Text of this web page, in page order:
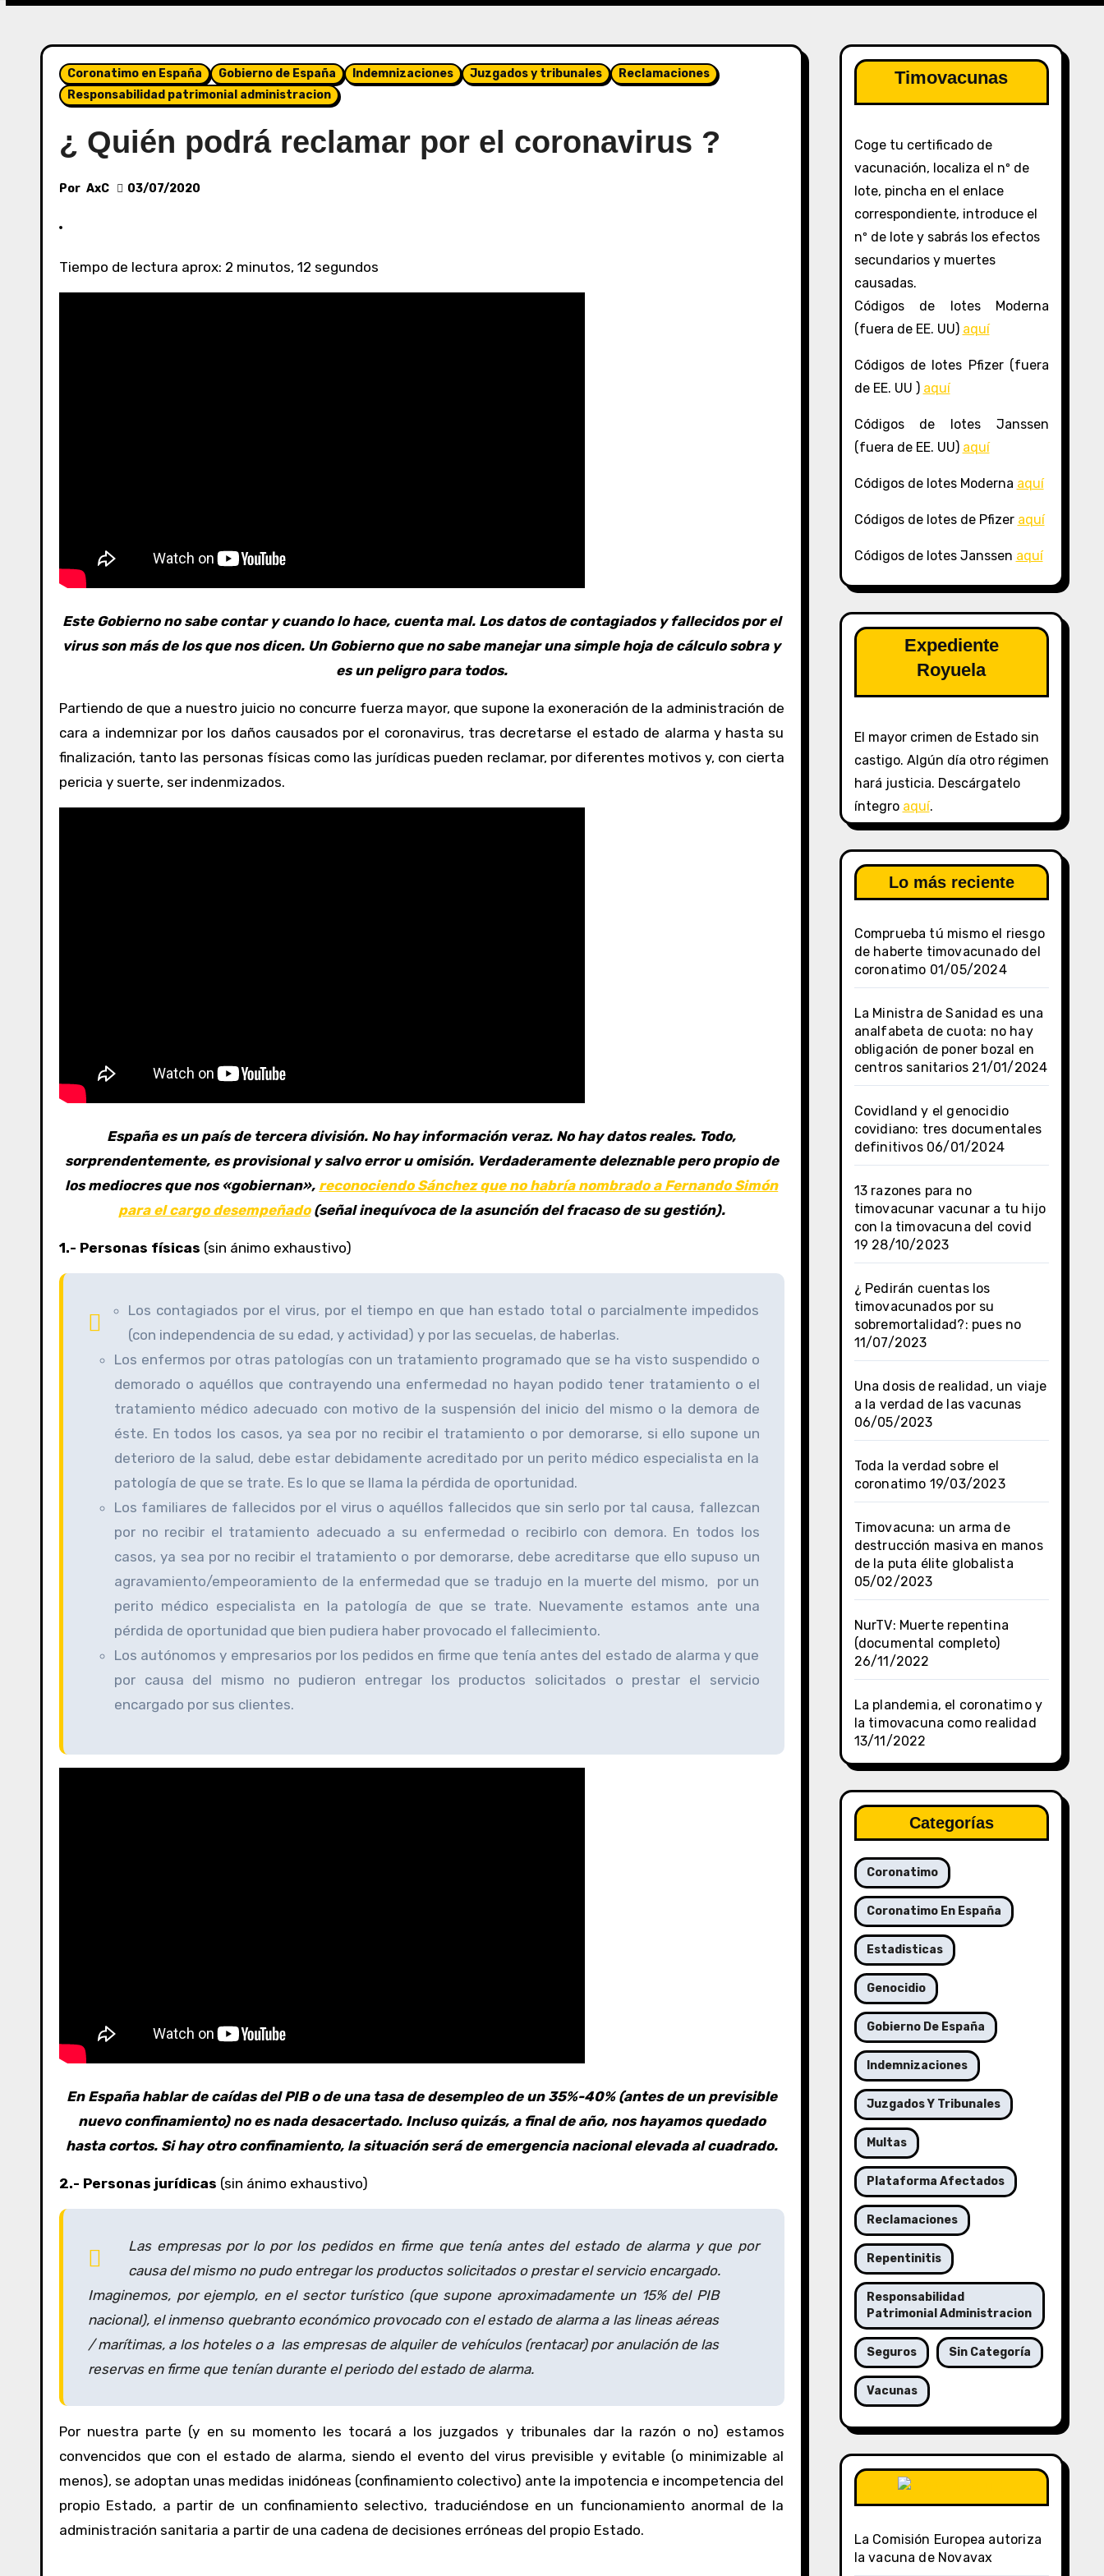
Coronatimo en España Gobierno de España Indemnizaciones Juzgados y tribunales
Reclamaciones
Responsabilidad patrimonial administracion
¿ Quién podrá reclamar por el coronavirus ?
Por AxC 03/07/2020
Tiempo de lectura aprox: 2 minutos, 12 segundos
Este Gobierno no sabe contar y cuando lo hace, cuenta mal. Los datos de contagiados y fallecidos por el
virus son más de los que nos dicen. Un Gobierno que no sabe manejar una simple hoja de cálculo sobra y
es un peligro para todos.
Partiendo de que a nuestro juicio no concurre fuerza mayor, que supone la exoneración de la administración de
cara a indemnizar por los daños causados por el coronavirus, tras decretarse el estado de alarma y hasta su
finalización, tanto las personas físicas como las jurídicas pueden reclamar, por diferentes motivos y, con cierta
pericia y suerte, ser indenmizados.
España es un país de tercera división. No hay información veraz. No hay datos reales. Todo,
sorprendentemente, es provisional y salvo error u omisión. Verdaderamente deleznable pero propio de
los mediocres que nos «gobiernan», reconociendo Sánchez que no habría nombrado a Fernando Simón
para el cargo desempeñado(señal inequívoca de la asunción del fracaso de su gestión).
1.- Personas físicas (sin ánimo exhaustivo)
Los contagiados por el virus, por el tiempo en que han estado total o parcialmente impedidos
(con independencia de su edad, y actividad) y por las secuelas, de haberlas.
Los enfermos por otras patologías con un tratamiento programado que se ha visto suspendido o
demorado o aquéllos que contrayendo una enfermedad no hayan podido tener tratamiento o el
tratamiento médico adecuado con motivo de la suspensión del inicio del mismo o la demora de
éste. En todos los casos, ya sea por no recibir el tratamiento o por demorarse, si ello supone un
deterioro de la salud, debe estar debidamente acreditado por un perito médico especialista en la
patología de que se trate. Es lo que se llama la pérdida de oportunidad.
Los familiares de fallecidos por el virus o aquéllos fallecidos que sin serlo por tal causa, fallezcan
por no recibir el tratamiento adecuado a su enfermedad o recibirlo con demora. En todos los
casos, ya sea por no recibir el tratamiento o por demorarse, debe acreditarse que ello supuso un
agravamiento/empeoramiento de la enfermedad que se tradujo en la muerte del mismo, por un
perito médico especialista en la patología de que se trate. Nuevamente estamos ante una
pérdida de oportunidad que bien pudiera haber provocado el fallecimiento.
Los autónomos y empresarios por los pedidos en firme que tenía antes del estado de alarma y que
por causa del mismo no pudieron entregar los productos solicitados o prestar el servicio
encargado por sus clientes.
En España hablar de caídas del PIB o de una tasa de desempleo de un 35%-40% (antes de un previsible
nuevo confinamiento) no es nada desacertado. Incluso quizás, a final de año, nos hayamos quedado
hasta cortos. Si hay otro confinamiento, la situación será de emergencia nacional elevada al cuadrado.
2.- Personas jurídicas (sin ánimo exhaustivo)
Las empresas por lo por los pedidos en firme que tenía antes del estado de alarma y que por
causa del mismo no pudo entregar los productos solicitados o prestar el servicio encargado.
Imaginemos, por ejemplo, en el sector turístico (que supone aproximadamente un 15% del PIB
nacional), el inmenso quebranto económico provocado con el estado de alarma a las lineas aéreas
/ marítimas, a los hoteles o a las empresas de alquiler de vehículos (rentacar) por anulación de las
reservas en firme que tenían durante el periodo del estado de alarma.
Por nuestra parte (y en su momento les tocará a los juzgados y tribunales dar la razón o no) estamos
convencidos que con el estado de alarma, siendo el evento del virus previsible y evitable (o minimizable al
menos), se adoptan unas medidas inidóneas (confinamiento colectivo) ante la impotencia e incompetencia del
propio Estado, a partir de un confinamiento selectivo, traduciéndose en un funcionamiento anormal de la
administración sanitaria a partir de una cadena de decisiones erróneas del propio Estado.
Timovacunas
Coge tu certificado de
vacunación, localiza el nº de
lote, pincha en el enlace
correspondiente, introduce el
nº de lote y sabrás los efectos
secundarios y muertes
causadas.
Códigos de lotes Moderna
(fuera de EE. UU) aquí
Códigos de lotes Pfizer (fuera
de EE. UU ) aquí
Códigos de lotes Janssen
(fuera de EE. UU) aquí
Códigos de lotes Moderna aquí
Códigos de lotes de Pfizer aquí
Códigos de lotes Janssen aquí
Expediente
Royuela
El mayor crimen de Estado sin
castigo. Algún día otro régimen
hará justicia. Descárgatelo
íntegro aquí.
Lo más reciente
Comprueba tú mismo el riesgo
de haberte timovacunado del
coronatimo 01/05/2024
La Ministra de Sanidad es una
analfabeta de cuota: no hay
obligación de poner bozal en
centros sanitarios 21/01/2024
Covidland y el genocidio
covidiano: tres documentales
definitivos 06/01/2024
13 razones para no
timovacunar vacunar a tu hijo
con la timovacuna del covid
19 28/10/2023
¿ Pedirán cuentas los
timovacunados por su
sobremortalidad?: pues no
11/07/2023
Una dosis de realidad, un viaje
a la verdad de las vacunas
06/05/2023
Toda la verdad sobre el
coronatimo 19/03/2023
Timovacuna: un arma de
destrucción masiva en manos
de la puta élite globalista
05/02/2023
NurTV: Muerte repentina
(documental completo)
26/11/2022
La plandemia, el coronatimo y
la timovacuna como realidad
13/11/2022
Categorías
Coronatimo
Coronatimo En España
Estadisticas
Genocidio
Gobierno De España
Indemnizaciones
Juzgados Y Tribunales
Multas
Plataforma Afectados
Reclamaciones
Repentinitis
Responsabilidad
Patrimonial Administracion
Seguros Sin Categoría
Vacunas
La Comisión Europea autoriza
la vacuna de Novavax